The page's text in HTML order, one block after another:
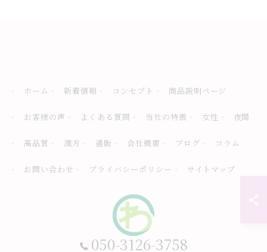
050-3126-3758
ホーム 新着情報 コンセプト 商品説明ページ
お客様の声 よくある質問 当社の特徴 女性 夜間
高品質 漢方 通販 会社概要 ブログ コラム
お問い合わせ プライバシーポリシー サイトマップ